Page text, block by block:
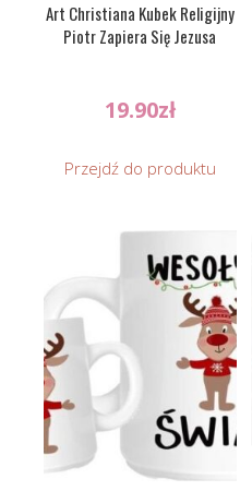
Art Christiana Kubek Religijny
Piotr Zapiera Się Jezusa
19.90zł
Przejdź do produktu